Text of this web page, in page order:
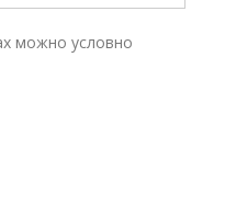
можно условно